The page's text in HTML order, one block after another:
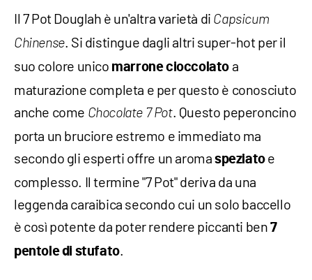
Il 7 Pot Douglah è un'altra varietà di Capsicum
Chinense. Si distingue dagli altri super-hot per il
suo colore unico marrone cioccolato a
maturazione completa e per questo è conosciuto
anche come Chocolate 7 Pot. Questo peperoncino
porta un bruciore estremo e immediato ma
secondo gli esperti offre un aromaspeziatoe
complesso. Il termine "7 Pot" deriva da una
leggenda caraibica secondo cui un solo baccello
è così potente da poter rendere piccanti ben7
pentole di stufato.